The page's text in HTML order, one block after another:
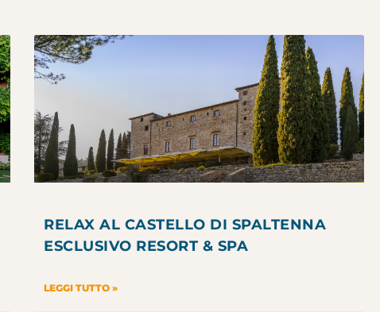
RELAX AL CASTELLO DI SPALTENNA
ESCLUSIVO RESORT & SPA
LEGGI TUTTO »